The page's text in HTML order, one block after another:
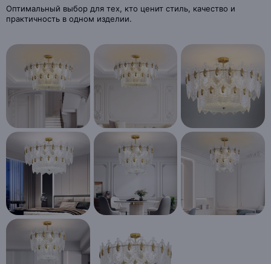
Оптимальный выбор для тех, кто ценит стиль, качество и
практичность в одном изделии.